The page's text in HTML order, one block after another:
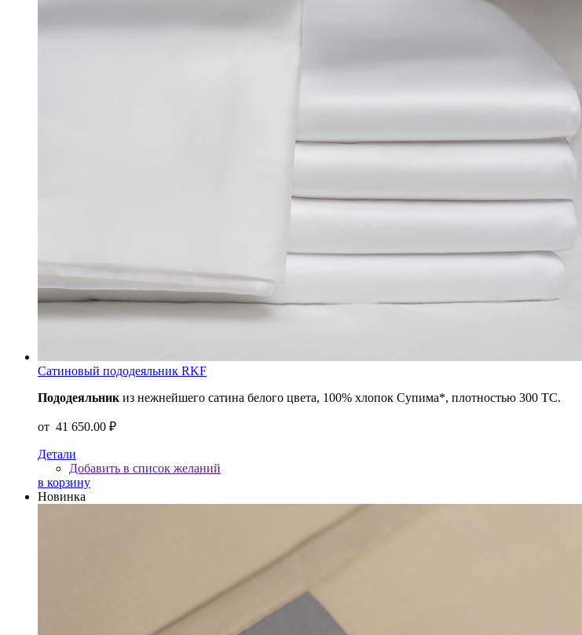
Сатиновый пододеяльник RKF
Пододеяльник из нежнейшего сатина белого цвета, 100% хлопок Супима*, плотностью 300 ТС.
от 41 650.00 ₽
Детали
Добавить в список желаний
в корзину
Новинка